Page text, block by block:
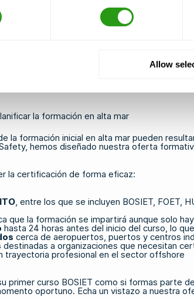
Allow
cerca de aeropuertos, puertos
hacia un proyecto. Los países con un
disponibles.
como la flexibilidad en la
con un número reducido de
extranjero para encontrar un curso y un
la formación en alta mar
la formación inicial en alta mar pueden
hemos diseñado nuestra oferta
la certificación de forma eficaz:
, entre los que se incluyen BOSIET, FOET,
que la formación se impartirá aunque solo
hasta 24 horas antes del inicio del curso, lo
cerca de aeropuertos, puertos y centros
destinadas a organizaciones que necesitan
trayectoria profesional en el sector offshore
primer curso BOSIET como si formas parte
oportuno. Echa un vistazo a nuestra